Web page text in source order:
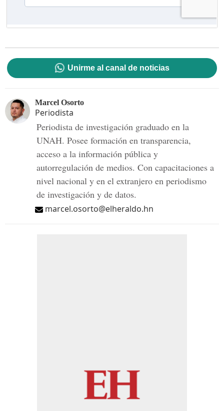
Unirme al canal de noticias
Marcel Osorto
Periodista
Periodista de investigación graduado en la
UNAH. Posee formación en transparencia,
acceso a la información pública y
autorregulación de medios. Con capacitaciones a
nivel nacional y en el extranjero en periodismo
de investigación y de datos.
marcel.osorto@elheraldo.hn